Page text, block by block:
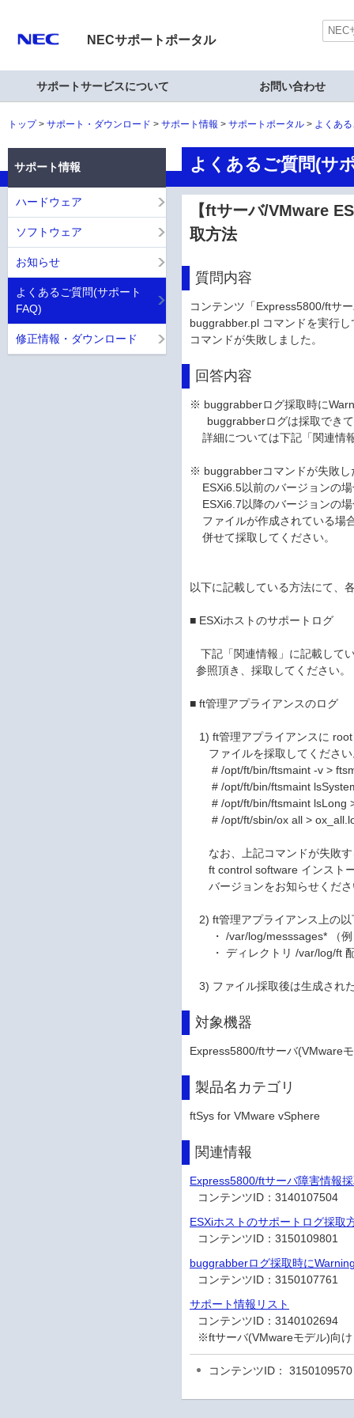
NECサポートポータル
サポートサービスについて お問い合わせ
トップ サポート・ダウンロード サポート情報 サポートポータル よくあ
よくあるご質問(サ
【ftサーバ/VMware
取方法
質問内容
コンテンツ「Express5800/ftサ
buggrabber.pl コマンドを実行
コマンドが失敗しました。
回答内容
※ buggrabberログ採取時に
buggrabberログは採取できて
詳細については下記「関連情
※ buggrabberコマンドが失敗し
ESXi6.5以前のバージョンの
ESXi6.7以降のバージョンの
ファイルが作成されている場
併せて採取してください。
以下に記載している方法にて、
■ ESXiホストのサポートログ
下記「関連情報」に記載して
参照頂き、採取してください。
■ ft管理アプライアンスのログ
1) ft管理アプライアンスに
ファイルを採取してください
# /opt/ft/bin/ftsmaint -v >
# /opt/ft/bin/ftsmaint
# /opt/ft/bin/ftsmaint lsLong
# /opt/ft/sbin/ox all >
なお、上記コマンドが失敗す
ft control software インストー
バージョンをお知らせくださ
2) ft管理アプライアンス上の
・ /var/log/messsages* （例
・ ディレクトリ /var/log/ft
3) ファイル採取後は生成され
対象機器
Express5800/ftサーバ(VMware
製品名カテゴリ
ftSys for VMware vSphere
関連情報
Express5800/ftサーバ障害情報
コンテンツID：3140107504
ESXiホストのサポートログ採取
コンテンツID：3150109801
buggrabberログ採取時に
コンテンツID：3150107761
サポート情報リスト
コンテンツID：3140102694
※ftサーバ(VMwareモデル)向
コンテンツID： 3150109570
サポート情報
ハードウェア
ソフトウェア
お知らせ
よくあるご質問(サポート
FAQ)
修正情報・ダウンロード